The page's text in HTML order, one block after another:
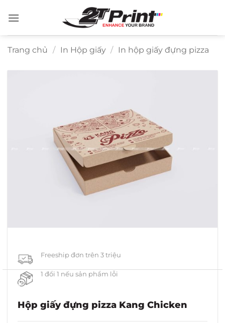
qua
Trang chủ / In Hộp giấy / In hộp giấy đựng pizza
Freeship đơn trên 3 triệu
1 đổi 1 nếu sản phẩm lỗi
Hộp giấy đựng pizza Kang Chicken